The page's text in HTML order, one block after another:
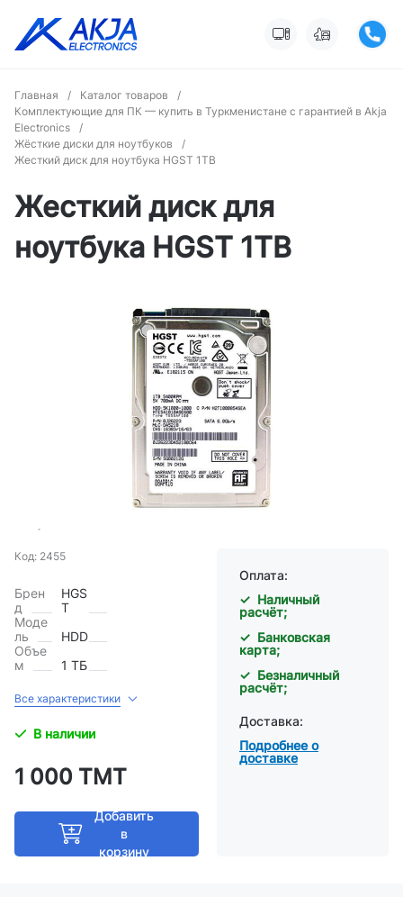
Главная / Каталог товаров
/
Комплектующие для ПК — купить в Туркменистане с гарантией в Akja
Electronics
/
Жёсткие диски для ноутбуков
/
Жесткий диск для ноутбука HGST 1TB
Жесткий диск для
ноутбука HGST 1TB
Код: 2455
Брен
д
HGS
T
Моде
ль
HDD
Объе
м
1 ТБ
Все характеристики
В наличии
1 000 ТМТ
Добавить
в
корзину
Оплата:
✓ Наличный
расчёт;
✓ Банковская
карта;
✓ Безналичный
расчёт;
Доставка:
Подробнее о
доставке